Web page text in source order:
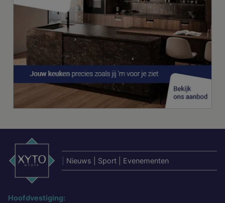
Nieuws | Sport | Evenementen
Hoofdvestiging: